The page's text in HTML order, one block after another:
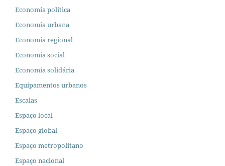
Economia política
Economia urbana
Economia regional
Economia social
Economia solidária
Equipamentos urbanos
Escalas
Espaço local
Espaço global
Espaço metropolitano
Espaço nacional